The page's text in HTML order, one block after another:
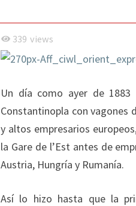
339 views
Un día como ayer de
Constantinopla con vagones
y altos empresarios
la Gare de l’Est antes de
Austria, Hungría y Rumanía.
Así lo hizo hasta que la